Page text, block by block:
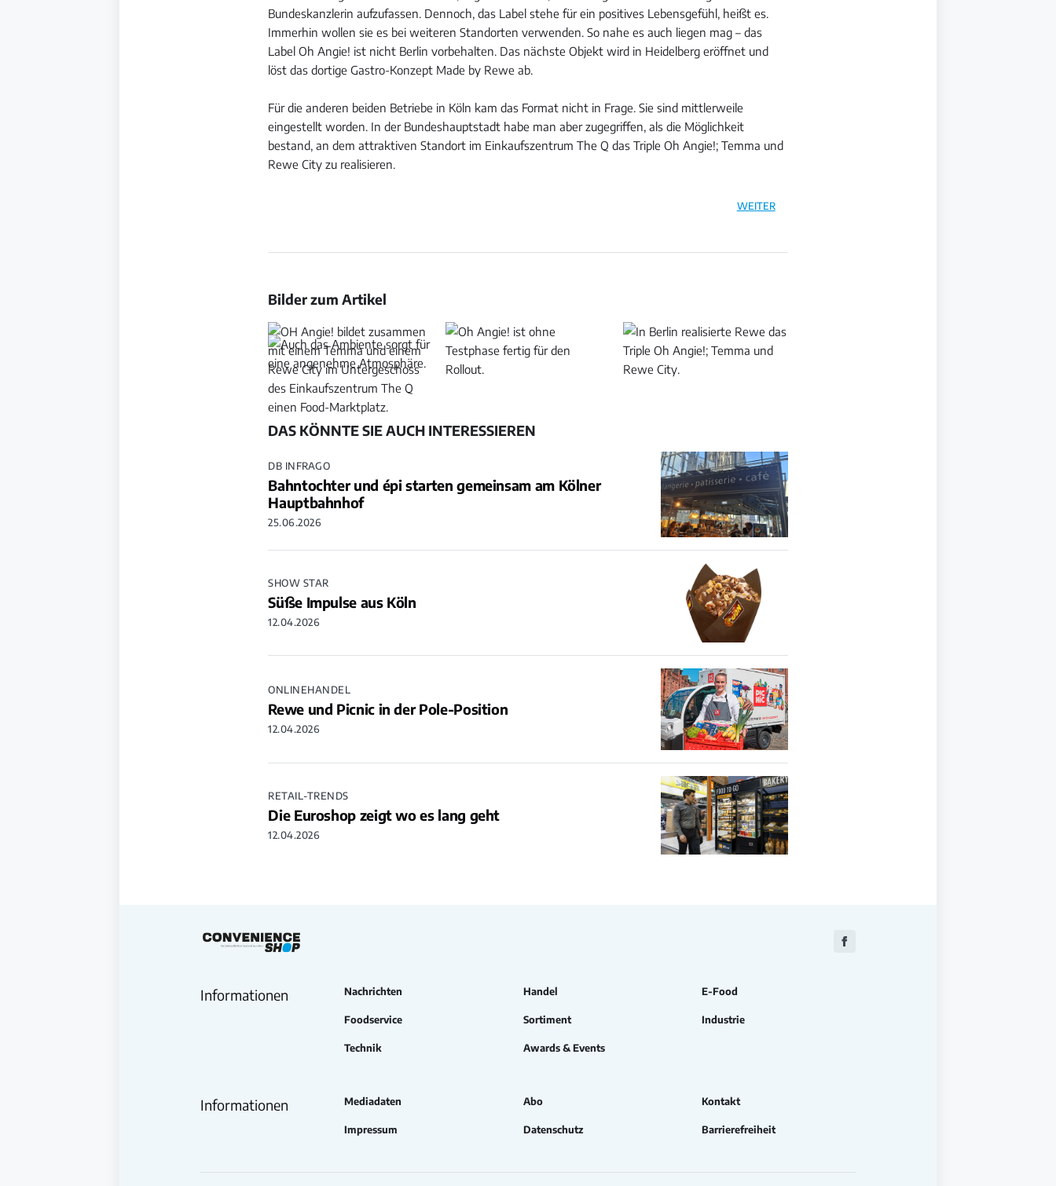
Bundeskanzlerin aufzufassen. Dennoch, das Label stehe für ein positives Lebensgefühl, heißt es.
Immerhin wollen sie es bei weiteren Standorten verwenden. So nahe es auch liegen mag – das
Label Oh Angie! ist nicht Berlin vorbehalten. Das nächste Objekt wird in Heidelberg eröffnet und
löst das dortige Gastro-Konzept Made by Rewe ab.
Für die anderen beiden Betriebe in Köln kam das Format nicht in Frage. Sie sind mittlerweile
eingestellt worden. In der Bundeshauptstadt habe man aber zugegriffen, als die Möglichkeit
bestand, an dem attraktiven Standort im Einkaufszentrum The Q das Triple Oh Angie!; Temma und
Rewe City zu realisieren.
WEITER
Bilder zum Artikel
Bild
öffnen
Bild
öffnen
Bild
öffnen
Bild
öffnen
DAS KÖNNTE SIE AUCH INTERESSIEREN
DB INFRAGO
Bahntochter und épi starten gemeinsam am Kölner
Hauptbahnhof
25.06.2026
SHOW STAR
Süße Impulse aus Köln
12.04.2026
ONLINEHANDEL
Rewe und Picnic in der Pole-Position
12.04.2026
RETAIL-TRENDS
Die Euroshop zeigt wo es lang geht
12.04.2026
Zu
Informationen Nachrichten Handel E-Food
Foodservice Sortiment Industrie
Technik Awards & Events
Informationen Mediadaten Abo Kontakt
Impressum Datenschutz Barrierefreiheit